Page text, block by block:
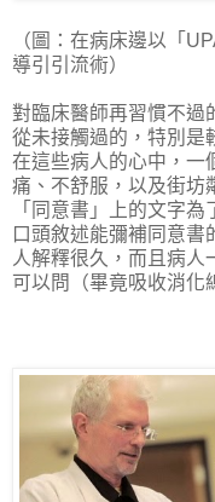
（圖：在病床邊以「
導引引流術）
對臨床醫師再習慣不過
從未接觸過的，特別是
在這些病人的心中，一
痛、不舒服，以及街坊
「同意書」上的文字
口頭敘述能彌補同意
人解釋很久，而且病人
可以問（畢竟吸收消化